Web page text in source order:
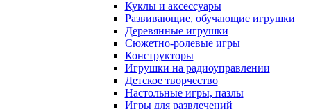
Куклы и аксессуары
Развивающие, обучающие игрушки
Деревянные игрушки
Сюжетно-ролевые игры
Конструкторы
Игрушки на радиоуправлении
Детское творчество
Настольные игры, пазлы
Игры для развлечений